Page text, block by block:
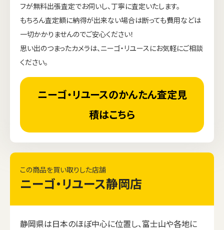
フが無料出張査定でお伺いし、丁寧に査定いたします。
もちろん査定額に納得が出来ない場合は断っても費用などは
一切かかりませんのでご安心ください！
思い出のつまったカメラは、ニーゴ・リユースにお気軽にご相談
ください。
ニーゴ・リユースのかんたん査定見
積はこちら
この商品を買い取りした店舗
ニーゴ・リユース静岡店
静岡県は日本のほぼ中心に位置し、富士山や各地に